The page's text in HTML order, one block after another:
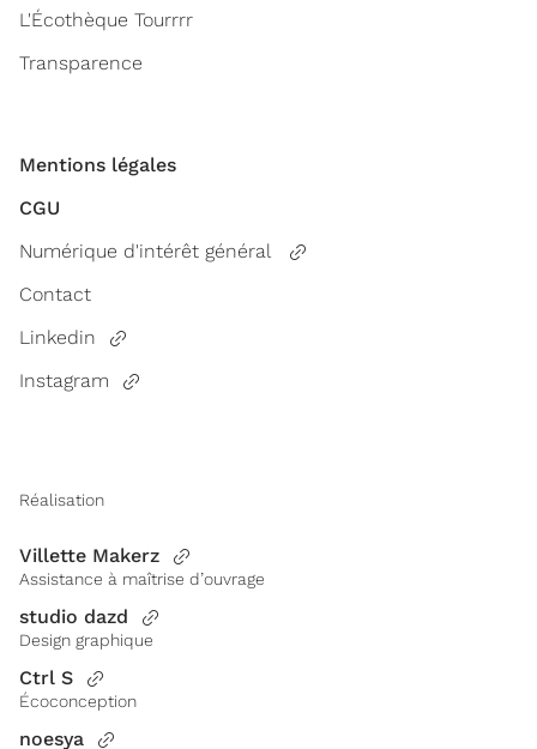
L'Écothèque Tourrrr
Transparence
Mentions légales
CGU
Numérique d'intérêt général
Contact
Linkedin
Instagram
Réalisation
Villette Makerz
Assistance à maîtrise d’ouvrage
studio dazd
Design graphique
Ctrl S
Écoconception
noesya